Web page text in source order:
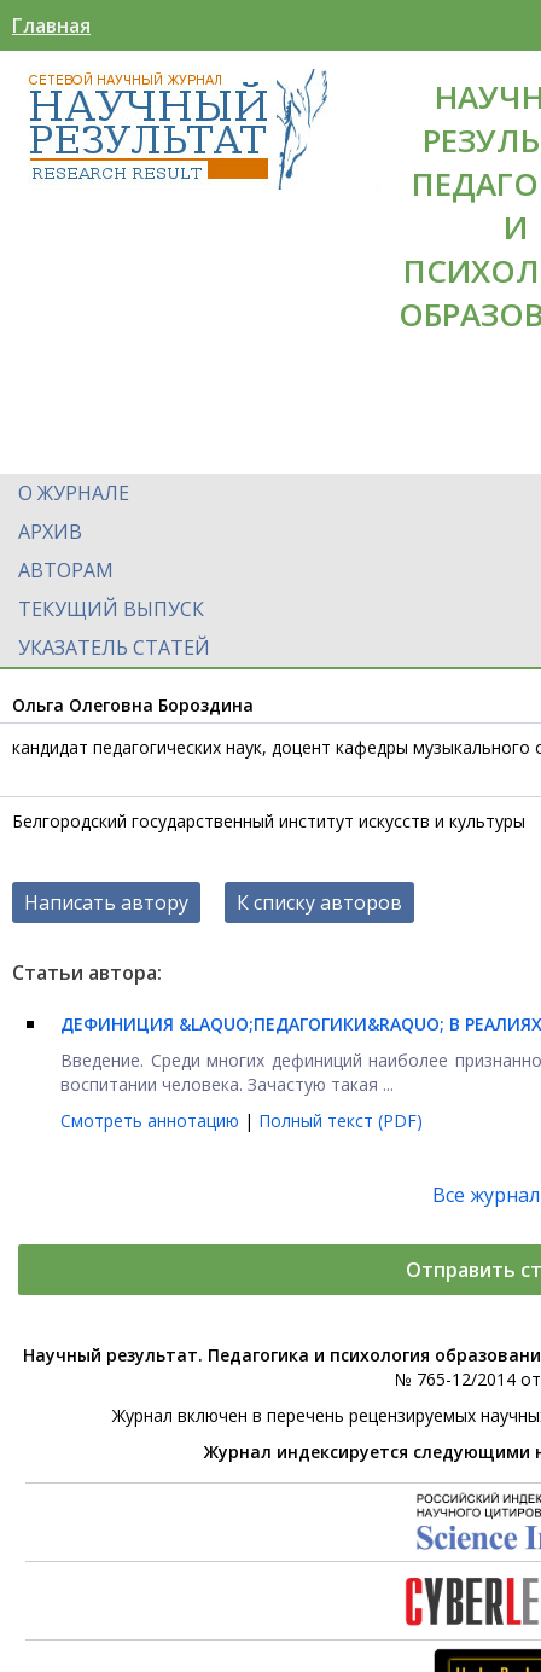
Главная
И
О ЖУРНАЛЕ
АРХИВ
АВТОРАМ
ТЕКУЩИЙ ВЫПУСК
УКАЗАТЕЛЬ СТАТЕЙ
Ольга Олеговна Бороздина
кандидат педагогических наук, доцент кафедры музыкального
Белгородский государственный институт искусств и культуры
Написать автору К списку авторов
Статьи автора:
ДЕФИНИЦИЯ &LAQUO;ПЕДАГОГИКИ&RAQUO; В
Введение. Среди многих дефиниций наиболее
воспитании человека. Зачастую такая ...
Смотреть аннотацию | Полный текст (PDF)
Все
Отправить
Научный результат. Педагогика и психология
№ 765-12/2014
Журнал включен в перечень рецензируемых
Журнал индексируется